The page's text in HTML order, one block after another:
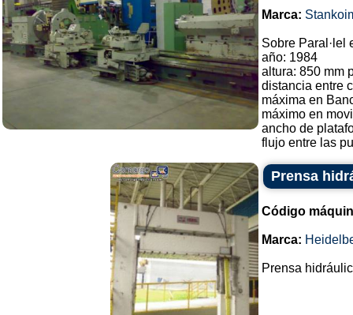
Marca:
Sobre Paral·lel
año: 1984
altura: 850 mm
distancia entre
máxima en
máximo en
ancho de
flujo entre las
Prensa
Código
Marca:
Prensa